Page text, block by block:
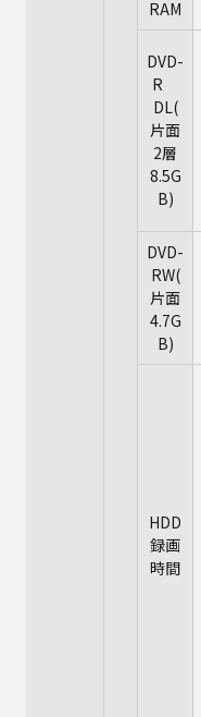
RAM
DVD-
R
DL(
片面
2層
8.5G
B)
DVD-
RW(
片面
4.7G
B)
HDD
録画
時間